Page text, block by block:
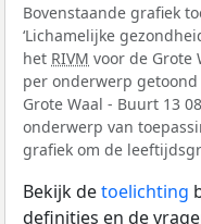
Bovenstaande grafiek
‘Lichamelijke
het RIVM voor de Grote
per onderwerp
Grote Waal - Buurt 13
onderwerp van
grafiek om de
Bekijk detoelichting
definities en de